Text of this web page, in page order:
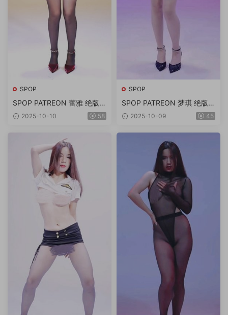
SPOP
SPOP PATREON 蕾雅 绝版双
视角流出版 第3期 12V/3.81G
2025-10-10 58
SPOP
SPOP PATREON 梦琪 绝版舞
团全新双角度流出版 14V/1.6
2025-10-09 45